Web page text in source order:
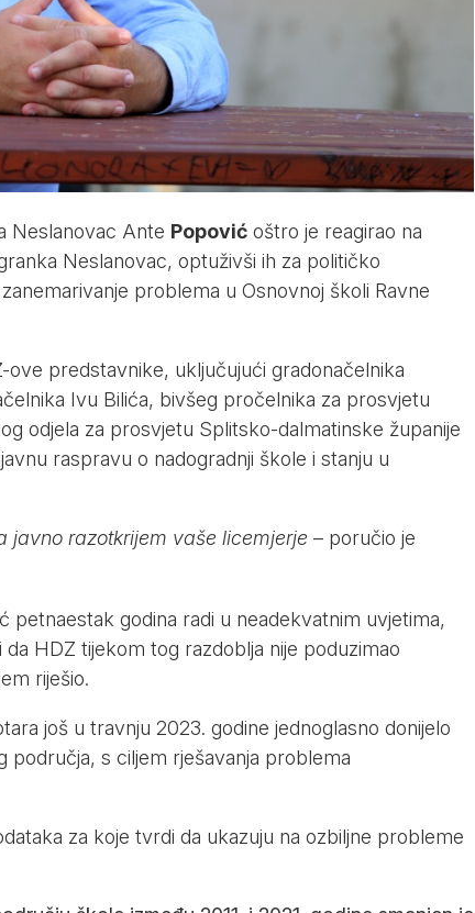
Neslanovac Ante Popovićoštro je reagirao na
Neslanovac, optuživši ih za političko
problema u Osnovnoj školi Ravne
predstavnike, uključujući gradonačelnika
Ivu Bilića, bivšeg pročelnika za prosvjetu
odjela za prosvjetu Splitsko-dalmatinske županije
raspravu o nadogradnji škole i stanju u
javno razotkrijem vaše licemjerje – poručio je
petnaestak godina radi u neadekvatnim uvjetima,
HDZ tijekom tog razdoblja nije poduzimao
riješio.
još u travnju 2023. godine jednoglasno donijelo
područja, s ciljem rješavanja problema
za koje tvrdi da ukazuju na ozbiljne probleme